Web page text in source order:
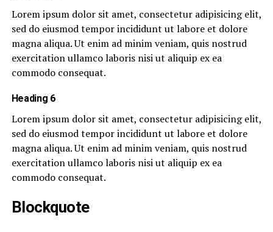
Lorem ipsum dolor sit amet, consectetur adipisicing elit,
sed do eiusmod tempor incididunt ut labore et dolore
magna aliqua. Ut enim ad minim veniam, quis nostrud
exercitation ullamco laboris nisi ut aliquip ex ea
commodo consequat.
Heading 6
Lorem ipsum dolor sit amet, consectetur adipisicing elit,
sed do eiusmod tempor incididunt ut labore et dolore
magna aliqua. Ut enim ad minim veniam, quis nostrud
exercitation ullamco laboris nisi ut aliquip ex ea
commodo consequat.
Blockquote